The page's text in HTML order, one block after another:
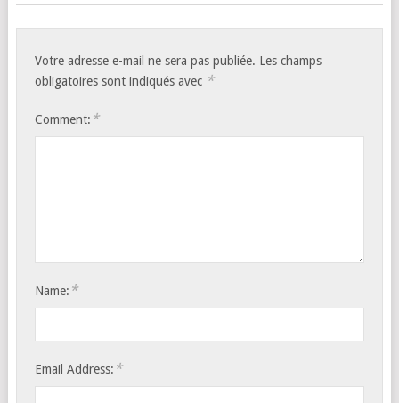
Votre adresse e-mail ne sera pas publiée. Les champs
obligatoires sont indiqués avec *
Comment: *
Name: *
Email Address: *